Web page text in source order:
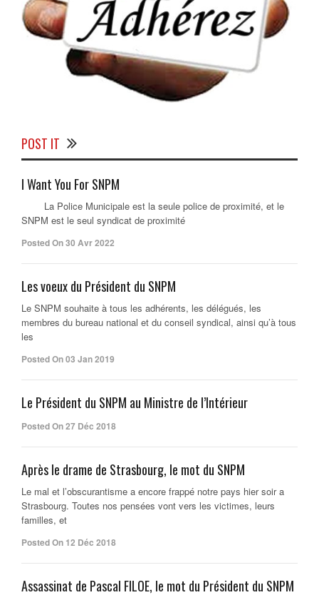
POST IT
I Want You For SNPM
La Police Municipale est la seule police de proximité, et le
SNPM est le seul syndicat de proximité
Posted On 30 Avr 2022
Les voeux du Président du SNPM
Le SNPM souhaite à tous les adhérents, les délégués, les
membres du bureau national et du conseil syndical, ainsi qu’à tous
les
Posted On 03 Jan 2019
Le Président du SNPM au Ministre de l’Intérieur
Posted On 27 Déc 2018
Après le drame de Strasbourg, le mot du SNPM
Le mal et l’obscurantisme a encore frappé notre pays hier soir a
Strasbourg. Toutes nos pensées vont vers les victimes, leurs
familles, et
Posted On 12 Déc 2018
Assassinat de Pascal FILOE, le mot du Président du SNPM